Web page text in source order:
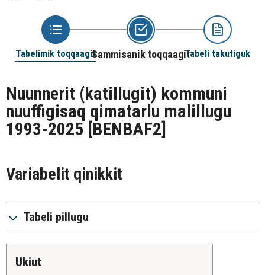
Tabelimik toqqaagitSammisanik toqqaagitTabeli takutiguk
Nuunnerit (katillugit) kommuni
nuuffigisaq qimatarlu malillugu
1993-2025 [BENBAF2]
Variabelit qinikkit
Tabeli pillugu
ukiut